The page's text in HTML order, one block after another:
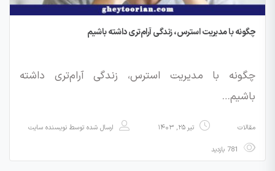
چگونه با مدیریت استرس، زندگی آرام‌تری داشته باشیم
چگونه با مدیریت استرس، زندگی آرام‌تری داشته
باشیم…
مقالات تیر ۲۵, ۱۴۰۳ ارسال شده توسط نویسنده سایت